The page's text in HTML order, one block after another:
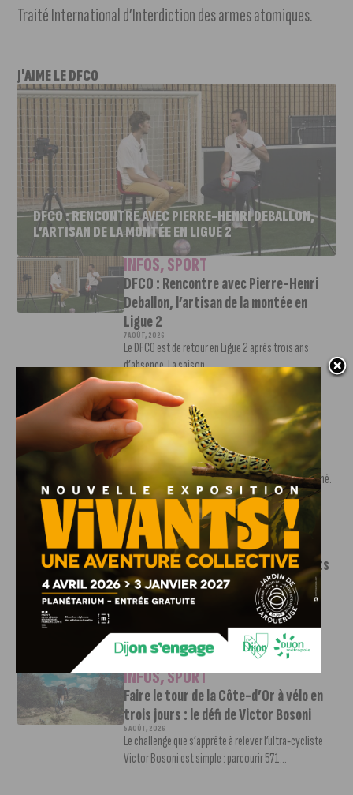
Traité International d’Interdiction des armes atomiques.
J'AIME LE DFCO
DFCO : RENCONTRE AVEC PIERRE-HENRI DEBALLON,
L’ARTISAN DE LA MONTÉE EN LIGUE 2
INFOS,SPORT
DFCO : Rencontre avec Pierre-Henri
Deballon, l’artisan de la montée en
Ligue 2
7 AOÛT, 2026
Le DFCO est de retour en Ligue 2 après trois ans
d’absence. La saison...
INFOS ,SPORT
Nouvelle arrivée à la JDA Basket,
Shevon Thompson est dijonnais
Le mercato estival de la JDA n’est pas encore terminé.
Une nouvelle recrue vient...
INFOS,SPORT
Le DFCO dévoile ses nouveaux maillots
pour la saison 2026-2027
6 AOÛT, 2026
Le club dijonnais a présenté ses nouveaux maillots
pour son retour en Ligue 2....
INFOS,SPORT
Faire le tour de la Côte-d’Or à vélo en
trois jours : le défi de Victor Bosoni
5 AOÛT, 2026
Le challenge que s’apprête à relever l’ultra-cycliste
Victor Bosoni est simple : parcourir 571...